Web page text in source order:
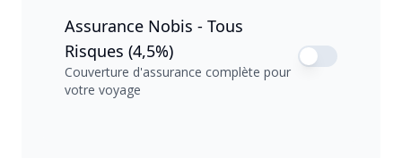
Assurance Nobis - Tous
Risques (4,5%)
Couverture d'assurance complète pour
votre voyage